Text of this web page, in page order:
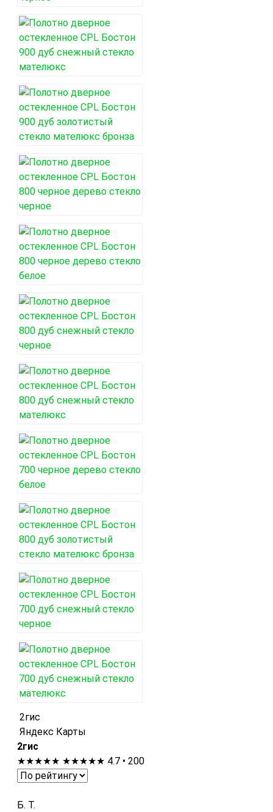
2гис
Яндекс Карты
2гис
★★★★★ ★★★★★ 4.7 • 200
Б. Т.